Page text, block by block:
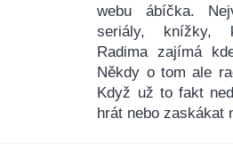
webu ábíčka.
seriály, knížky,
Radima zajímá
Někdy o tom ale
Když už to fakt
hrát nebo zaskákat